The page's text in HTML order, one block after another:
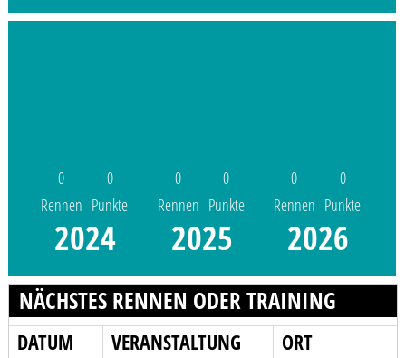
0
Rennen
0
Punkte
2024
0
Rennen
0
Punkte
2025
0
Rennen
0
Punkte
2026
NÄCHSTES RENNEN ODER TRAINING
DATUM VERANSTALTUNG ORT